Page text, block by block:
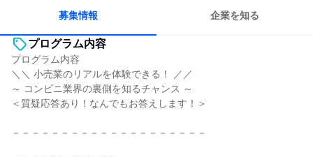
募集情報 企業を知る
プログラム内容
プログラム内容
＼＼ 小売業のリアルを体験できる！ ／／
～ コンビニ業界の裏側を知るチャンス ～
＜質疑応答あり！なんでもお答えします！＞
－－－－－－－－－－－－－－－－－－－－